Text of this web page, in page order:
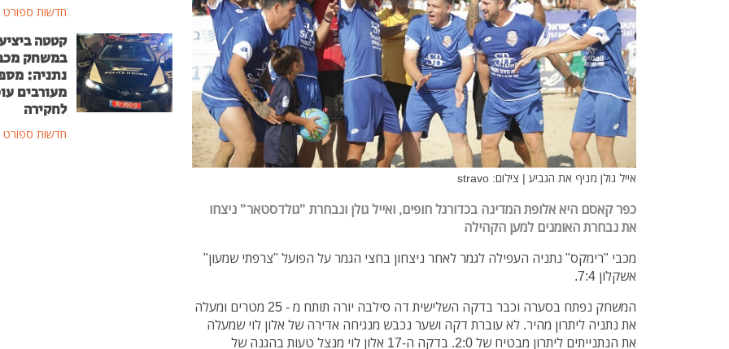
אייל גולן מניף את הגביע | צילום: stravo
כפר קאסם היא אלופת המדינה בכדורגל חופים, ואייל גולן ונבחרת "גולדסטאר" ניצחו
את נבחרת האומנים למען הקהילה
מכבי "רימקס" נתניה העפילה לגמר לאחר ניצחון בחצי הגמר על הפועל "צרפתי שמעון"
אשקלון 7:4.
המשחק נפתח בסערה וכבר בדקה השלישית דה סילבה יורה תותח מ - 25 מטרים ומעלה
את נתניה ליתרון מהיר. לא עוברת דקה ושער נכבש מנגיחה אדירה של אלון לוי שמעלה
את הנתנייתים ליתרון מבטיח של 2:0. בדקה ה-17 אלון לוי מנצל טעות בהגנה של
חדשות ספורט
קטטה
במשחק
נתניה:
מעורבים
לחקירה
חדשות ספורט